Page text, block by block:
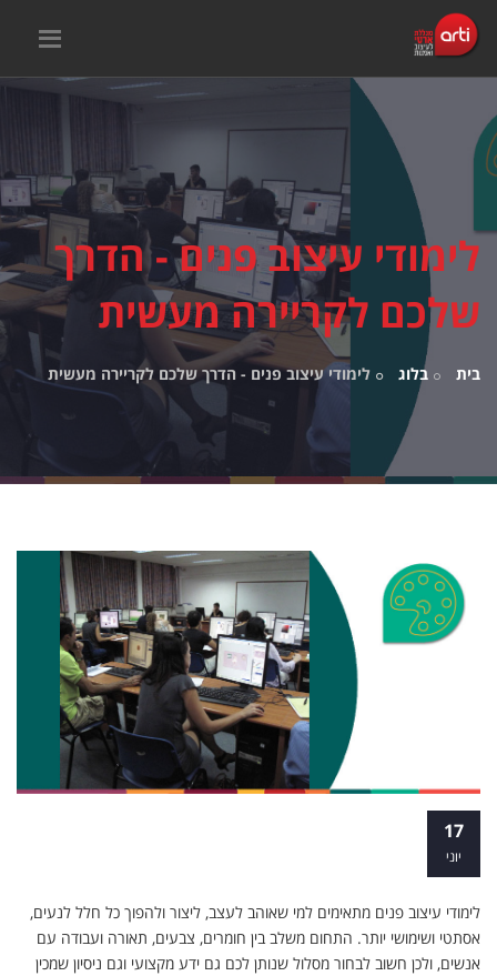
לימודי עיצוב פנים - הדרך
שלכם לקריירה מעשית
בית בלוג לימודי עיצוב פנים - הדרך שלכם לקריירה מעשית
17
יוני
לימודי עיצוב פנים מתאימים למי שאוהב לעצב, ליצור ולהפוך כל חלל לנעים,
אסתטי ושימושי יותר. התחום משלב בין חומרים, צבעים, תאורה ועבודה עם
אנשים, ולכן חשוב לבחור מסלול שנותן לכם גם ידע מקצועי וגם ניסיון שמכין